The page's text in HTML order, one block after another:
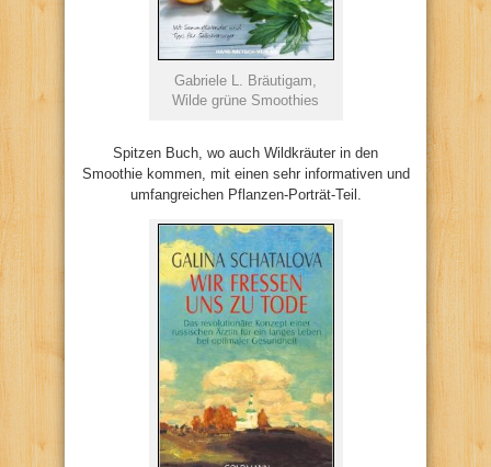
Gabriele L. Bräutigam,
Wilde grüne Smoothies
Spitzen Buch, wo auch Wildkräuter in den
Smoothie kommen, mit einen sehr informativen und
umfangreichen Pflanzen-Porträt-Teil.